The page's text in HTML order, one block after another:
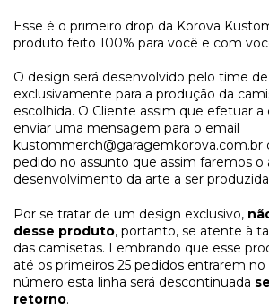
Esse é o primeiro drop da Korova
produto feito 100% para você e com
O design será desenvolvido pelo time
exclusivamente para a produção da
escolhida. O Cliente assim que efetuar a
enviar uma mensagem para o email
kustommerch@garagemkorova.com.br
pedido no assunto que assim faremos o
desenvolvimento da arte a ser
Por se tratar de um design exclusivo,
desse produto, portanto, se atente à
das camisetas. Lembrando que esse
até os primeiros 25 pedidos entrarem no
número esta linha será descontinuada
retorno.